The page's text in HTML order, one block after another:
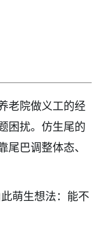
老院做义工的经
困扰。仿生尾的
巴调整体态、
萌生想法：能不